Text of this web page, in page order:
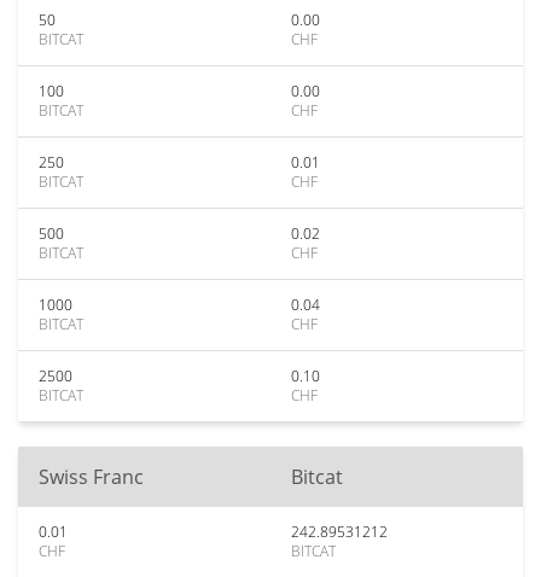
50
BITCAT
0.00
CHF
100
BITCAT
0.00
CHF
250
BITCAT
0.01
CHF
500
BITCAT
0.02
CHF
1000
BITCAT
0.04
CHF
2500
BITCAT
0.10
CHF
Swiss Franc Bitcat
0.01
CHF
242.89531212
BITCAT